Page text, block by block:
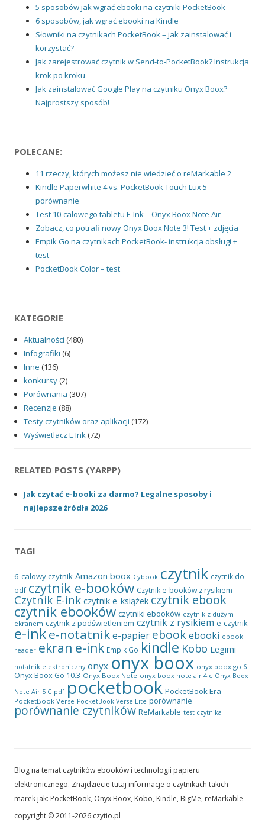
5 sposobów jak wgrać ebooki na czytniki PocketBook
6 sposobów, jak wgrać ebooki na Kindle
Słowniki na czytnikach PocketBook – jak zainstalować i
korzystać?
Jak zarejestrować czytnik w Send-to-PocketBook? Instrukcja
krok po kroku
Jak zainstalować Google Play na czytniku Onyx Boox?
Najprostszy sposób!
POLECANE:
11 rzeczy, których możesz nie wiedzieć o reMarkable 2
Kindle Paperwhite 4 vs. PocketBook Touch Lux 5 –
porównanie
Test 10-calowego tabletu E-Ink – Onyx Boox Note Air
Zobacz, co potrafi nowy Onyx Boox Note 3! Test + zdjęcia
Empik Go na czytnikach PocketBook- instrukcja obsługi +
test
PocketBook Color – test
KATEGORIE
Aktualności (480)
Infografiki (6)
Inne (136)
konkursy(2)
Porównania (307)
Recenzje (88)
Testy czytników oraz aplikacji (172)
Wyświetlacz E Ink(72)
RELATED POSTS (YARPP)
Jak czytać e-booki za darmo? Legalne sposoby i
najlepsze źródła 2026
TAGI
6-calowy czytnik Amazon boox Cybook czytnik czytnik do
pdf czytnik e-booków Czytnik e-booków z rysikiem
Czytnik E-ink czytnik e-książek czytnik ebook
czytnik ebooków czytniki ebooków czytnik z dużym
ekranem czytnik z podświetleniem czytnik z rysikiem e-czytnik
e-inke-notatnike-papier ebookebooki ebook
reader ekran e-ink Empik Go kindle Kobo Legimi
notatnik elektroniczny onyx onyx boox onyx boox go 6
Onyx Boox Go 10.3 Onyx Boox Note onyx boox note air 4 c Onyx Boox
Note Air 5 C pdf pocketbook PocketBook Era
PocketBook Verse PocketBook Verse Lite porównanie
porównanie czytników ReMarkable test czytnika
Blog na temat czytników ebooków i technologii papieru
elektronicznego. Znajdziecie tutaj informacje o czytnikach takich
marek jak: PocketBook, Onyx Boox, Kobo, Kindle, BigMe, reMarkable
copyright © 2011-2026 czytio.pl